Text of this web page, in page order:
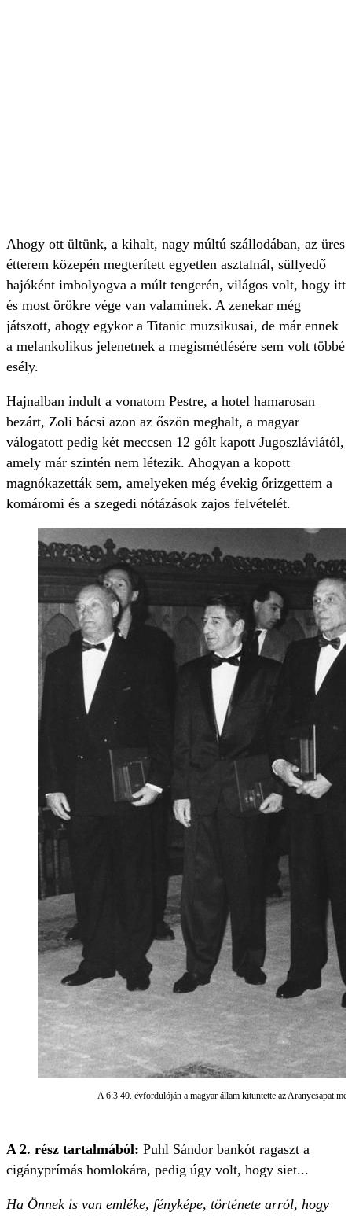
Ahogy ott ültünk, a kihalt, nagy múltú szállodában, az üres
étterem közepén megterített egyetlen asztalnál, süllyedő
hajóként imbolyogva a múlt tengerén, világos volt, hogy itt
és most örökre vége van valaminek. A zenekar még
játszott, ahogy egykor a Titanic muzsikusai, de már ennek
a melankolikus jelenetnek a megismétlésére sem volt többé
esély.
Hajnalban indult a vonatom Pestre, a hotel hamarosan
bezárt, Zoli bácsi azon az őszön meghalt, a magyar
válogatott pedig két meccsen 12 gólt kapott Jugoszláviától,
amely már szintén nem létezik. Ahogyan a kopott
magnókazetták sem, amelyeken még évekig őrizgettem a
komáromi és a szegedi nótázások zajos felvételét.
A 6:3 40. évfordulóján a magyar állam kitüntette az Aranycsapat
A 2. rész tartalmából: Puhl Sándor bankót ragaszt a
cigányprímás homlokára, pedig úgy volt, hogy siet...
Ha Önnek is van emléke, fényképe, története arról, hogy